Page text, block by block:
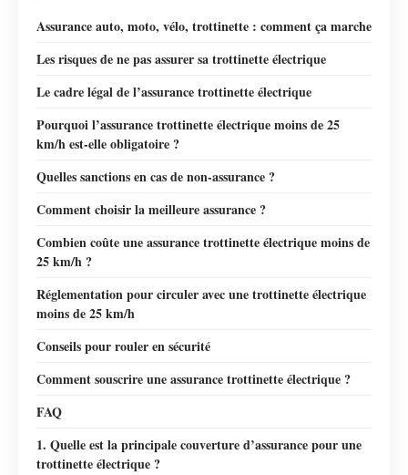
Assurance auto, moto, vélo, trottinette : comment ça marche
Les risques de ne pas assurer sa trottinette électrique
Le cadre légal de l’assurance trottinette électrique
Pourquoi l’assurance trottinette électrique moins de 25
km/h est-elle obligatoire ?
Quelles sanctions en cas de non-assurance ?
Comment choisir la meilleure assurance ?
Combien coûte une assurance trottinette électrique moins de
25 km/h ?
Réglementation pour circuler avec une trottinette électrique
moins de 25 km/h
Conseils pour rouler en sécurité
Comment souscrire une assurance trottinette électrique ?
FAQ
1. Quelle est la principale couverture d’assurance pour une
trottinette électrique ?